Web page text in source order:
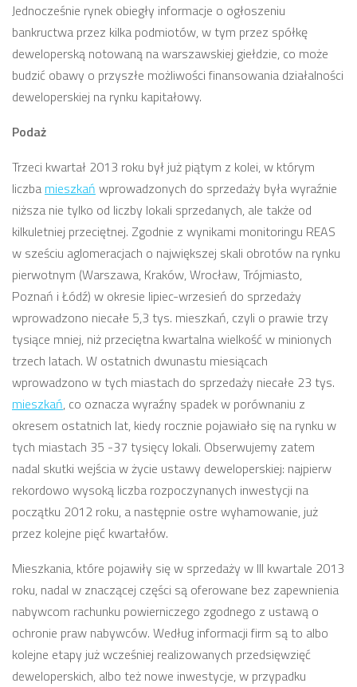
Jednocześnie rynek obiegły informacje o ogłoszeniu
bankructwa przez kilka podmiotów, w tym przez spółkę
deweloperską notowaną na warszawskiej giełdzie, co może
budzić obawy o przyszłe możliwości finansowania działalności
deweloperskiej na rynku kapitałowy.
Podaż
Trzeci kwartał 2013 roku był już piątym z kolei, w którym
liczba mieszkań wprowadzonych do sprzedaży była wyraźnie
niższa nie tylko od liczby lokali sprzedanych, ale także od
kilkuletniej przeciętnej. Zgodnie z wynikami monitoringu REAS
w sześciu aglomeracjach o największej skali obrotów na rynku
pierwotnym (Warszawa, Kraków, Wrocław, Trójmiasto,
Poznań i Łódź) w okresie lipiec-wrzesień do sprzedaży
wprowadzono niecałe 5,3 tys. mieszkań, czyli o prawie trzy
tysiące mniej, niż przeciętna kwartalna wielkość w minionych
trzech latach. W ostatnich dwunastu miesiącach
wprowadzono w tych miastach do sprzedaży niecałe 23 tys.
mieszkań, co oznacza wyraźny spadek w porównaniu z
okresem ostatnich lat, kiedy rocznie pojawiało się na rynku w
tych miastach 35 -37 tysięcy lokali. Obserwujemy zatem
nadal skutki wejścia w życie ustawy deweloperskiej: najpierw
rekordowo wysoką liczba rozpoczynanych inwestycji na
początku 2012 roku, a następnie ostre wyhamowanie, już
przez kolejne pięć kwartałów.
Mieszkania, które pojawiły się w sprzedaży w III kwartale 2013
roku, nadal w znaczącej części są oferowane bez zapewnienia
nabywcom rachunku powierniczego zgodnego z ustawą o
ochronie praw nabywców. Według informacji firm są to albo
kolejne etapy już wcześniej realizowanych przedsięwzięć
deweloperskich, albo też nowe inwestycje, w przypadku